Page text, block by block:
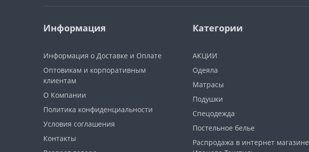
Информация
Информация о Доставке и Оплате
Оптовикам и корпоративным
клиентам
О Компании
Политика конфиденциальности
Условия соглашения
Контакты
Категории
АКЦИИ
Одеяла
Матрасы
Подушки
Спецодежда
Постельное белье
Распродажа в интернет магазине